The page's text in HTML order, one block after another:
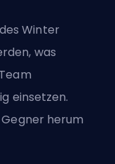
Winter
was
einsetzen.
herum